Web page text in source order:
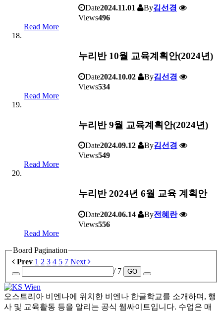
Date2024.11.01 By김선경
Views496
Read More
누리반 10월 교육계획안(2024년)
Date2024.10.02 By김선경
Views534
Read More
누리반 9월 교육계획안(2024년)
Date2024.09.12 By김선경
Views549
Read More
누리반 2024년 6월 교육 계획안
Date2024.06.14 By전혜란
Views556
Read More
Board Pagination
Prev 1 2 3 4 5 7 Next
/ 7
GO
오스트리아 비엔나에 위치한 비엔나 한글학교를 소개하며, 행
사 및 교육활동 등을 알리는 공식 웹싸이트입니다. 수업은 매